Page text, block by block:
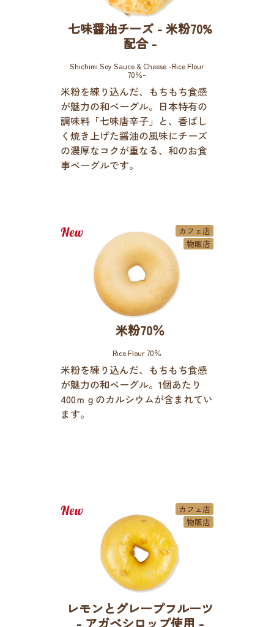
七味醤油チーズ - 米粉70%
配合 -
Shichimi Soy Sauce & Cheese -Rice Flour
70％-
米粉を練り込んだ、もちもち食感
が魅力の和ベーグル。日本特有の
調味料「七味唐辛子」と、香ばし
く焼き上げた醤油の風味にチーズ
の濃厚なコクが重なる、和のお食
事ベーグルです。
米粉70％
Rice Flour 70％
米粉を練り込んだ、もちもち食感
が魅力の和ベーグル。1個あたり
400ｍｇのカルシウムが含まれてい
ます。
カフェ店
物販店
レモンとグレープフルーツ
- アガベシロップ使用 -
カフェ店
物販店